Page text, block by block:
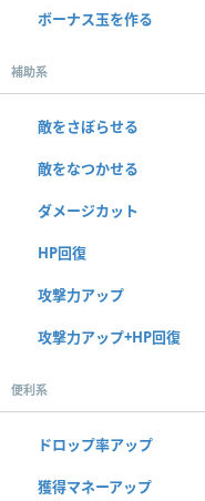
ボーナス玉を作る
補助系
敵をさぼらせる
敵をなつかせる
ダメージカット
HP回復
攻撃力アップ
攻撃力アップ+HP回復
便利系
ドロップ率アップ
獲得マネーアップ